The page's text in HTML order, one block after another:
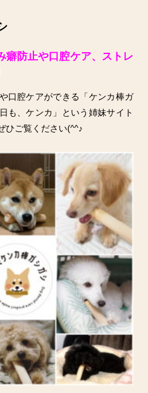
癖防止や口腔ケア、ストレ
口腔ケアができる「ケンカ棒ガ
も、ケンカ」という姉妹サイト
ひご覧ください(^^♪